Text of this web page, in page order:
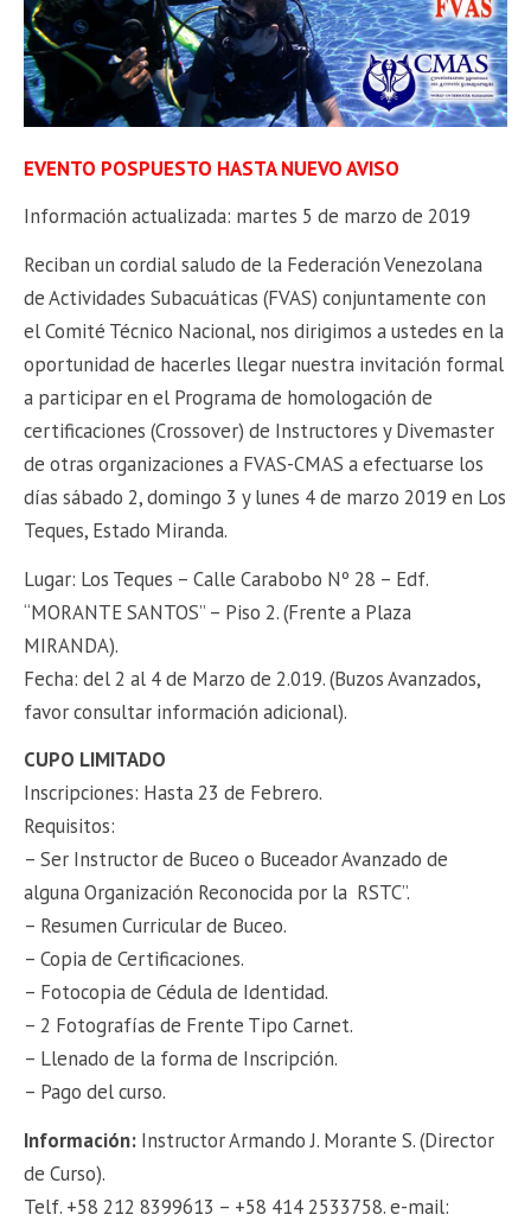
EVENTO POSPUESTO HASTA NUEVO AVISO
Información actualizada: martes 5 de marzo de 2019
Reciban un cordial saludo de la Federación Venezolana
de Actividades Subacuáticas (FVAS) conjuntamente con
el Comité Técnico Nacional, nos dirigimos a ustedes en la
oportunidad de hacerles llegar nuestra invitación formal
a participar en el Programa de homologación de
certificaciones (Crossover) de Instructores y Divemaster
de otras organizaciones a FVAS-CMAS a efectuarse los
días sábado 2, domingo 3 y lunes 4 de marzo 2019 en Los
Teques, Estado Miranda.
Lugar: Los Teques – Calle Carabobo Nº 28 – Edf.
“MORANTE SANTOS” – Piso 2. (Frente a Plaza
MIRANDA).
Fecha: del 2 al 4 de Marzo de 2.019. (Buzos Avanzados,
favor consultar información adicional).
CUPO LIMITADO
Inscripciones: Hasta 23 de Febrero.
Requisitos:
– Ser Instructor de Buceo o Buceador Avanzado de
alguna Organización Reconocida por la RSTC”.
– Resumen Curricular de Buceo.
– Copia de Certificaciones.
– Fotocopia de Cédula de Identidad.
– 2 Fotografías de Frente Tipo Carnet.
– Llenado de la forma de Inscripción.
– Pago del curso.
Información: Instructor Armando J. Morante S. (Director
de Curso).
Telf. +58 212 8399613 – +58 414 2533758. e-mail: